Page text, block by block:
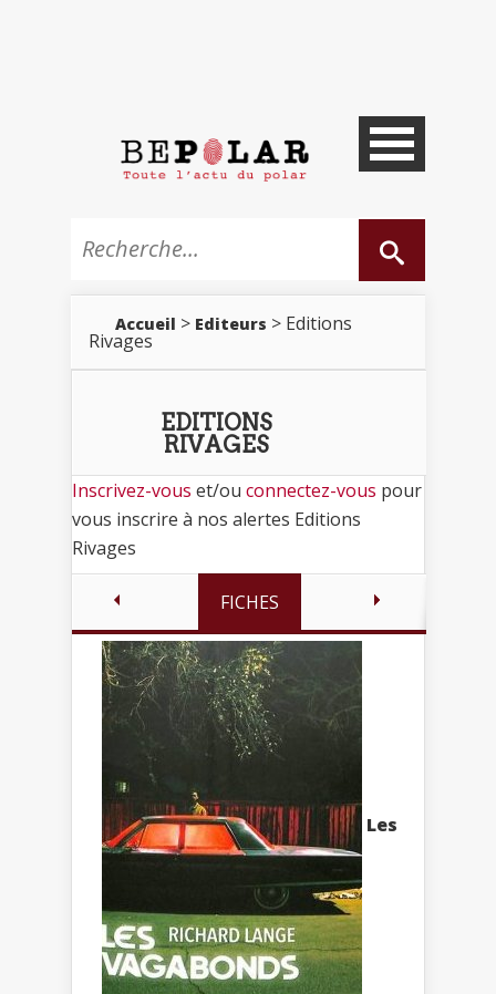
Accueil > Editeurs > Editions
Rivages
EDITIONS
RIVAGES
Inscrivez-vous et/ou connectez-vous pour
vous inscrire à nos alertes Editions
Rivages
FICHES
Les